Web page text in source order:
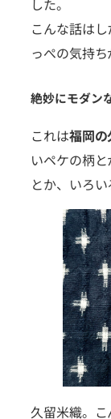
した。
こんな話は
っぺの気持
絶妙にモダン
これは福岡
いペケの柄
とか、いろい
久留米織。